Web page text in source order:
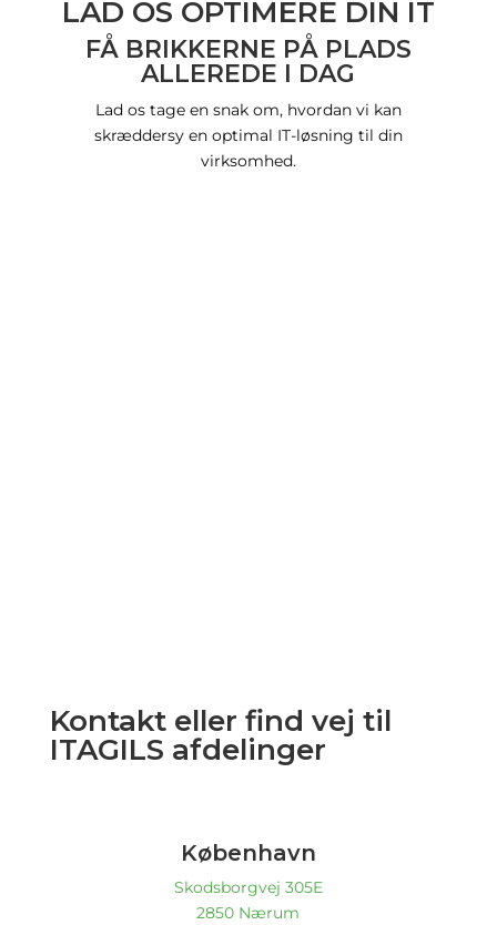
LAD OS OPTIMERE DIN IT
FÅ BRIKKERNE PÅ PLADS
ALLEREDE I DAG
Lad os tage en snak om, hvordan vi kan
skræddersy en optimal IT-løsning til din
virksomhed.
Kontakt eller find vej til
ITAGILS afdelinger
København
Skodsborgvej 305E
2850 Nærum